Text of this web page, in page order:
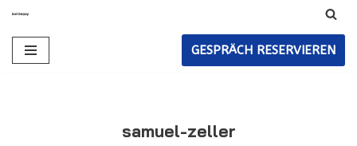
Zum
Inhalt
GESPRÄCH RESERVIEREN
samuel-zeller